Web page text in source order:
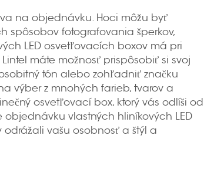
na objednávku. Hoci môžu byť
spôsobov fotografovania šperkov,
LED osvetľovacích boxov má pri
máte možnosť prispôsobiť si svoj
tón alebo zohľadniť značku
výber z mnohých farieb, tvarov a
osvetľovací box, ktorý vás odlíši od
objednávku vlastných hliníkových LED
vašu osobnosť a štýl a